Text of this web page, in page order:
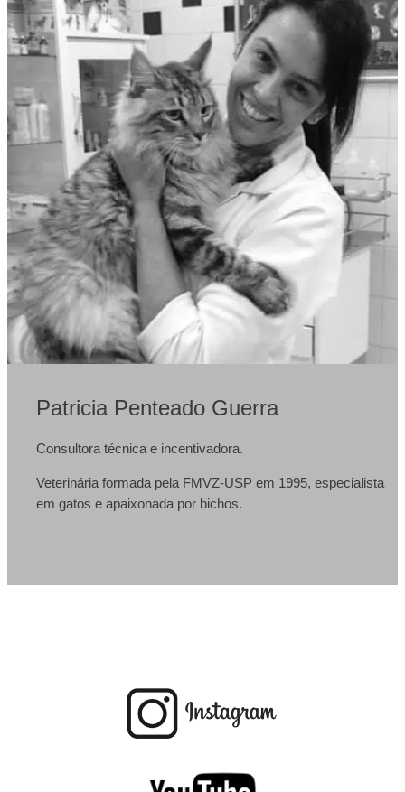
Patricia Penteado Guerra
Consultora técnica e incentivadora.
Veterinária formada pela FMVZ-USP em 1995, especialista
em gatos e apaixonada por bichos.